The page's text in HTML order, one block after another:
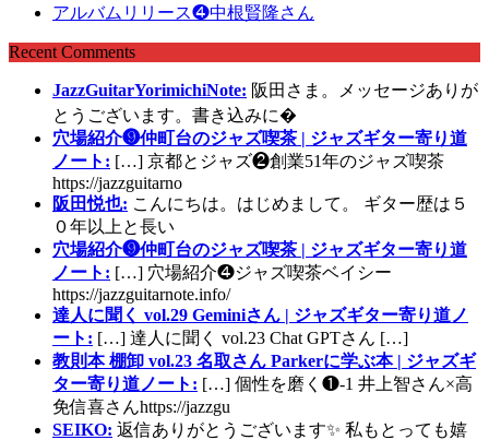
アルバムリリース❹中根賢隆さん
Recent Comments
JazzGuitarYorimichiNote: 阪田さま。メッセージありが
とうございます。書き込みに�
穴場紹介❾仲町台のジャズ喫茶 | ジャズギター寄り道
ノート: […] 京都とジャズ❷創業51年のジャズ喫茶
https://jazzguitarno
阪田悦也: こんにちは。はじめまして。 ギター歴は５
０年以上と長い
穴場紹介❾仲町台のジャズ喫茶 | ジャズギター寄り道
ノート: […] 穴場紹介❹ジャズ喫茶ベイシー
https://jazzguitarnote.info/
達人に聞く vol.29 Geminiさん | ジャズギター寄り道ノ
ート: […] 達人に聞く vol.23 Chat GPTさん […]
教則本 棚卸 vol.23 名取さん Parkerに学ぶ本 | ジャズギ
ター寄り道ノート: […] 個性を磨く❶-1 井上智さん×高
免信喜さんhttps://jazzgu
SEIKO: 返信ありがとうございます✨ 私もとっても嬉